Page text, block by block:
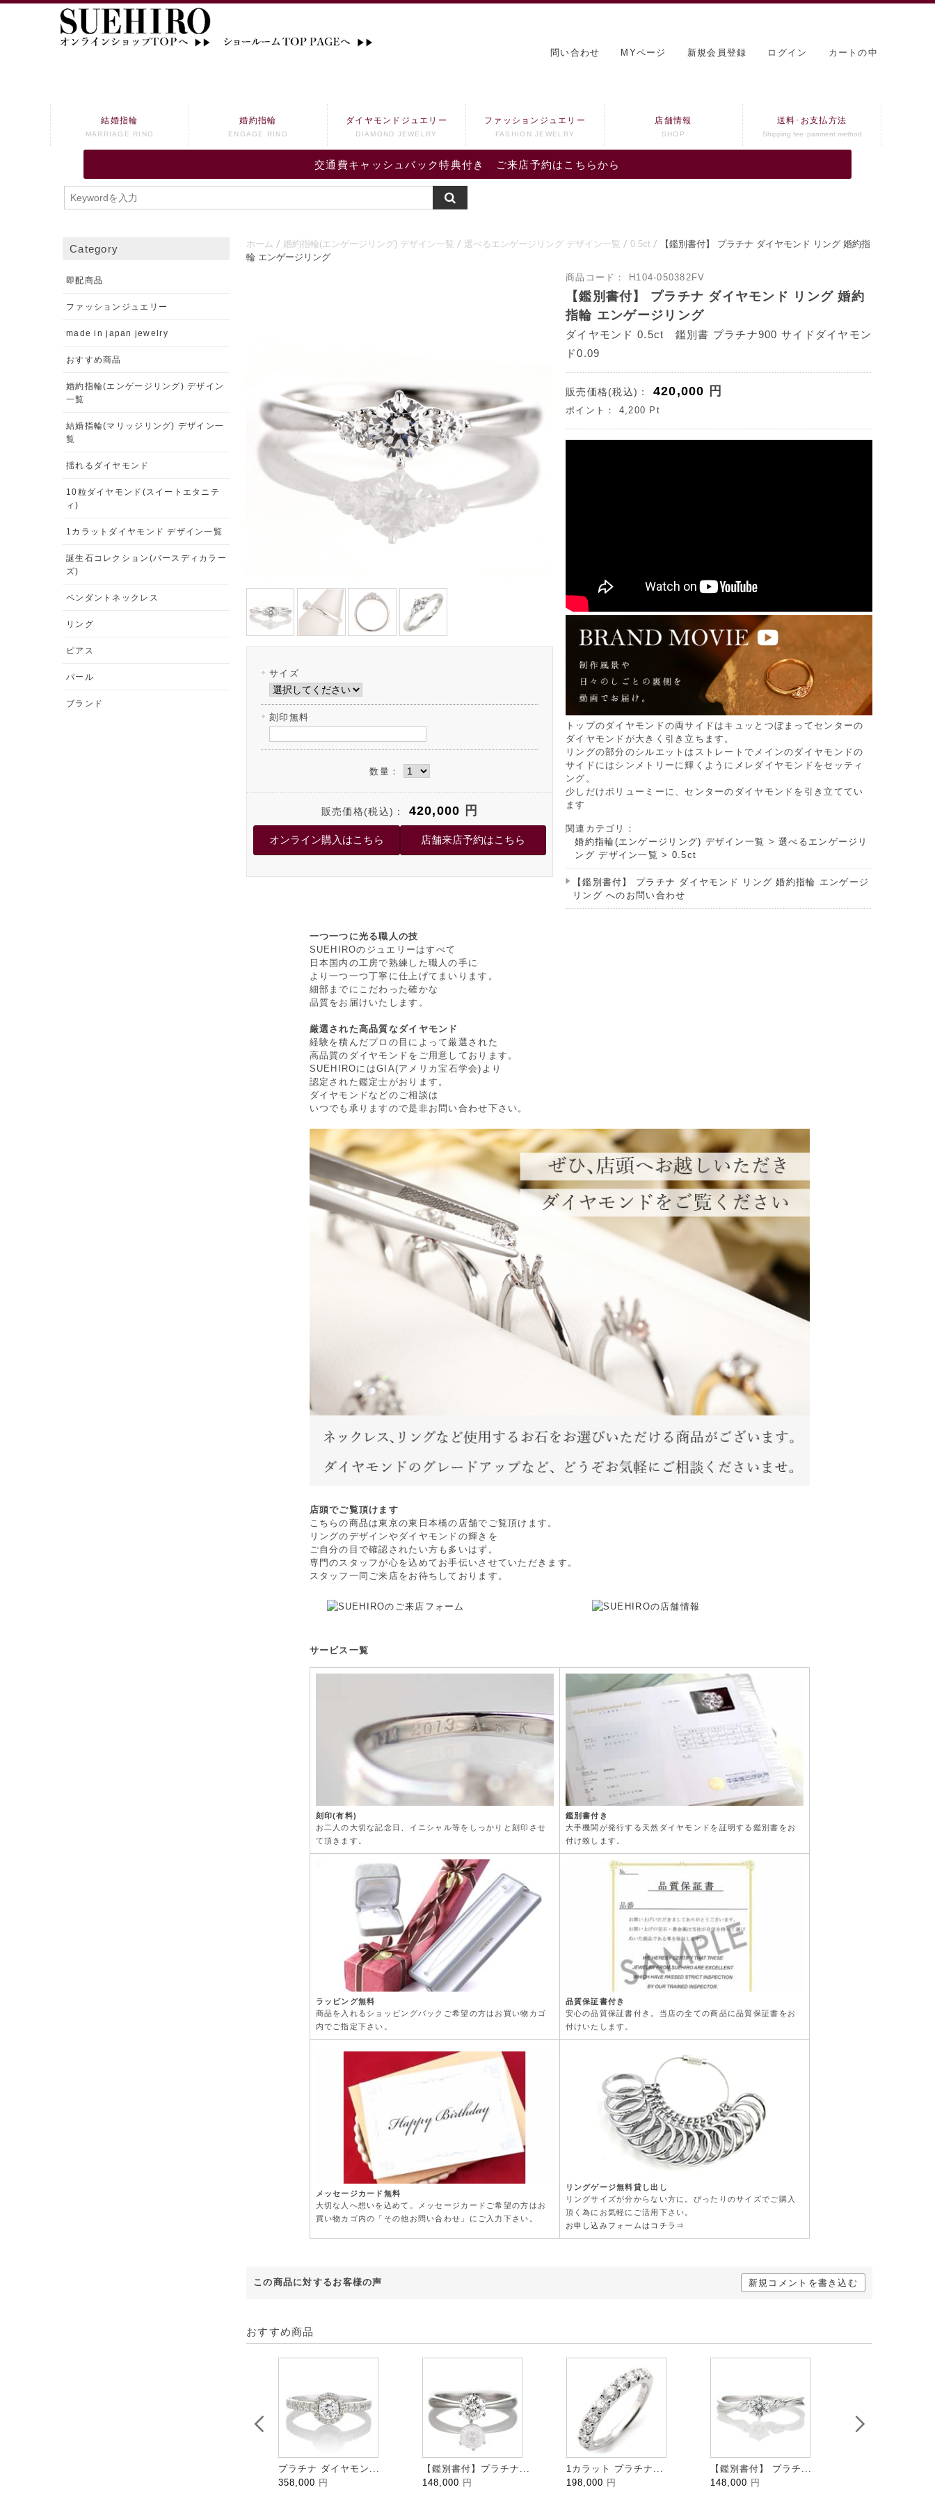
問い合わせ MYページ 新規会員登録 ログイン カートの中
交通費キャッシュバック特典付き ご来店予約はこちらから
結婚指輪
MARRIAGE RING
婚約指輪
ENGAGE RING
ダイヤモンドジュエリー
DIAMOND JEWELRY
ファッションジュエリー
FASHION JEWELRY
店舗情報
SHOP
送料･お支払方法
Shipping fee･panment method
ホーム 婚約指輪(エンゲージリング) デザイン一覧 選べるエンゲージリング デザイン一覧 0.5ct
【鑑別書付】 プラチナ ダイヤモンド リング 婚約指
輪 エンゲージリング
サイズ
刻印無料
数量：
販売価格(税込)： 420,000 円
商品コード： H104-050382FV
【鑑別書付】 プラチナ ダイヤモンド リング 婚約
指輪 エンゲージリング
ダイヤモンド 0.5ct 鑑別書 プラチナ900 サイドダイヤモン
ド0.09
販売価格(税込)： 420,000 円
ポイント： 4,200 Pt
トップのダイヤモンドの両サイドはキュッとつぼまってセンターの
ダイヤモンドが大きく引き立ちます。
リングの部分のシルエットはストレートでメインのダイヤモンドの
サイドにはシンメトリーに輝くようにメレダイヤモンドをセッティ
ング。
少しだけボリューミーに、センターのダイヤモンドを引き立ててい
ます
関連カテゴリ：
婚約指輪(エンゲージリング) デザイン一覧 >選べるエンゲージリ
ング デザイン一覧 > 0.5ct
【鑑別書付】 プラチナ ダイヤモンド リング 婚約指輪 エンゲージ
リング へのお問い合わせ
一つ一つに光る職人の技
SUEHIROのジュエリーはすべて
日本国内の工房で熟練した職人の手に
より一つ一つ丁寧に仕上げてまいります。
細部までにこだわった確かな
品質をお届けいたします。
厳選された高品質なダイヤモンド
経験を積んだプロの目によって厳選された
高品質のダイヤモンドをご用意しております。
SUEHIROにはGIA(アメリカ宝石学会)より
認定された鑑定士がおります。
ダイヤモンドなどのご相談は
いつでも承りますので是非お問い合わせ下さい。
店頭でご覧頂けます
こちらの商品は東京の東日本橋の店舗でご覧頂けます。
リングのデザインやダイヤモンドの輝きを
ご自分の目で確認されたい方も多いはず。
専門のスタッフが心を込めてお手伝いさせていただきます。
スタッフ一同ご来店をお待ちしております。
サービス一覧
刻印(有料)
お二人の大切な記念日、イニシャル等をしっかりと刻印させ
て頂きます。
鑑別書付き
大手機関が発行する天然ダイヤモンドを証明する鑑別書をお
付け致します。
ラッピング無料
商品を入れるショッピングバックご希望の方はお買い物カゴ
内でご指定下さい。
品質保証書付き
安心の品質保証書付き。当店の全ての商品に品質保証書をお
付けいたします。
メッセージカード無料
大切な人へ想いを込めて。メッセージカードご希望の方はお
買い物カゴ内の「その他お問い合わせ」にご入力下さい。
リングゲージ無料貸し出し
リングサイズが分からない方に。ぴったりのサイズでご購入
頂く為にお気軽にご活用下さい。
お申し込みフォームはコチラ⇒
この商品に対するお客様の声 新規コメントを書き込む
おすすめ商品
プラチナ ダイヤモン...
358,000 円
【鑑別書付】プラチナ...
148,000 円
1カラット プラチナ...
198,000 円
【鑑別書付】 プラチ...
148,000 円
Category
即配商品
ファッションジュエリー
made in japan jewelry
おすすめ商品
婚約指輪(エンゲージリング) デザイン
一覧
結婚指輪(マリッジリング) デザイン一
覧
揺れるダイヤモンド
10粒ダイヤモンド(スイートエタニテ
ィ)
1カラットダイヤモンド デザイン一覧
誕生石コレクション(バースディカラー
ズ)
ペンダントネックレス
リング
ピアス
パール
ブランド